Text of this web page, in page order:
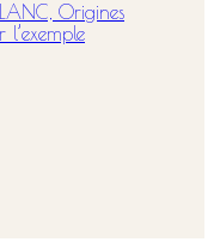
Origines
l’exemple